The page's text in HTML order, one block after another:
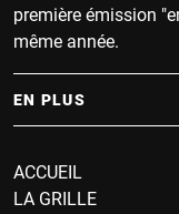
première émission
même année.
EN PLUS
ACCUEIL
LA GRILLE